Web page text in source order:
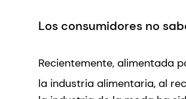
Los consumidores no
Recientemente, alimentada
la industria alimentaria, al